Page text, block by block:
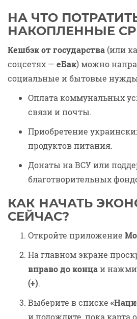
НА ЧТО
НАКОПЛЕННЫЕ
Кешбэк от государства (или
соцсетях — еБак) можно
социальные и бытовые
Оплата коммунальных
связи и почты.
Приобретение
продуктов питания.
Донаты на ВСУ или
благотворительных
КАК НАЧАТЬ
СЕЙЧАС?
Откройте приложение
На главном экране
вправо до концаи
(+).
Выберите в списке
и подождите, пока карта